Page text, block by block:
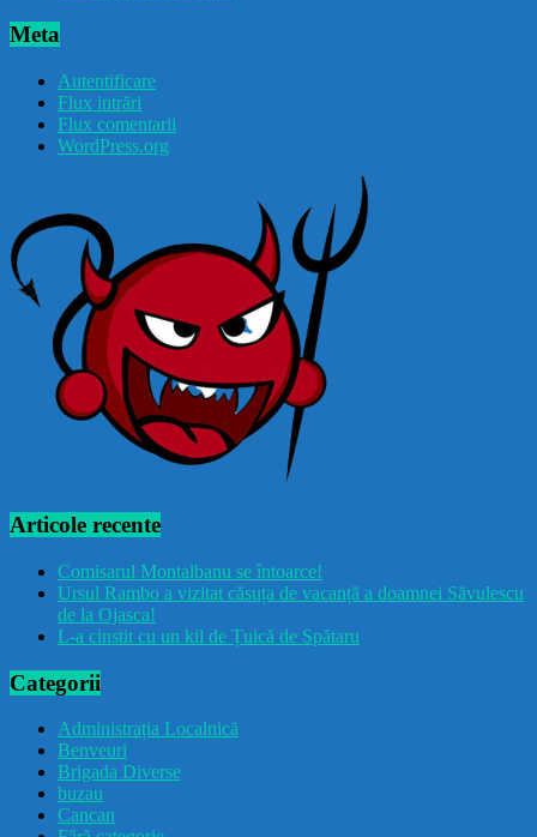
Meta
Autentificare
Flux intrări
Flux comentarii
WordPress.org
Articole recente
Comisarul Montalbanu se întoarce!
Ursul Rambo a vizitat căsuța de vacanță a doamnei Săvulescu
de la Ojasca!
L-a cinstit cu un kil de Țuică de Spătaru
Categorii
Administrația Localnică
Benveuri
Brigada Diverse
buzau
Cancan